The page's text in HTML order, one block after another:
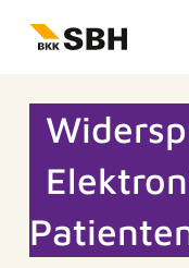
Hauptinhalt